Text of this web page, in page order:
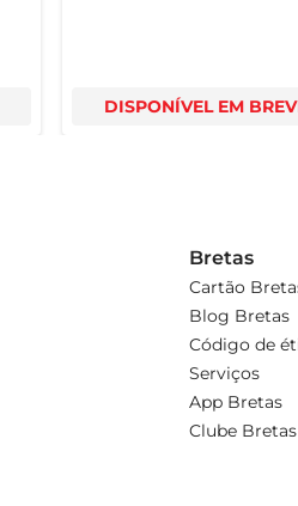
DISPONÍVEL EM
Bretas
Cartão
Blog Bretas
Código de
Serviços
App Bretas
Clube Bretas